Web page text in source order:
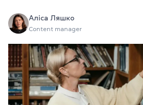
Підготовка до іспитів
Екзаменаційний центр
Більше про нас
Аліса Ляшко
Content manager